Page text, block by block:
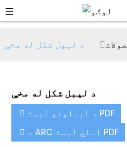
د لیبل شکل له مخې
د لیبل شکل له مخې
د لیبلونو لیست PDF
د ARC انلي لیست PDF